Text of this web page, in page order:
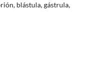
blástula, gástrula,